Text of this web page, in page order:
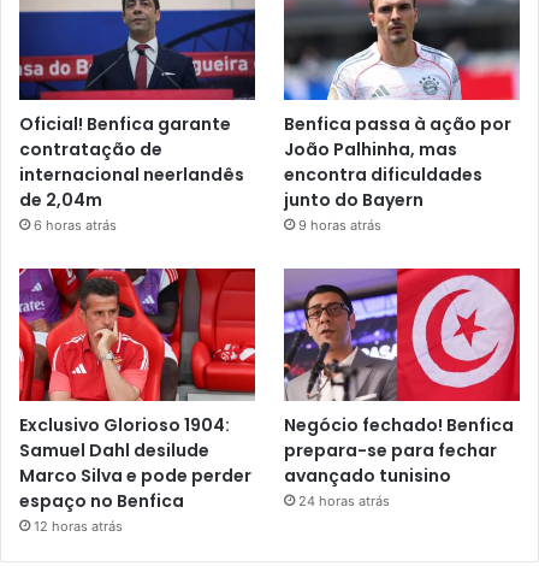
Oficial! Benfica garante
contratação de
internacional neerlandês
de 2,04m
6 horas atrás
Benfica passa à ação por
João Palhinha, mas
encontra dificuldades
junto do Bayern
9 horas atrás
Exclusivo Glorioso 1904:
Samuel Dahl desilude
Marco Silva e pode perder
espaço no Benfica
12 horas atrás
Negócio fechado! Benfica
prepara-se para fechar
avançado tunisino
24 horas atrás